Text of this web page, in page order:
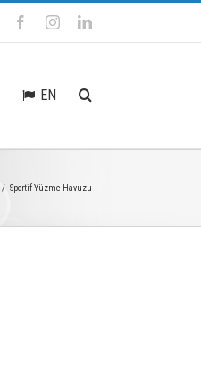
FacebookInstagramLinkedin
EN
/ Sportif Yüzme Havuzu